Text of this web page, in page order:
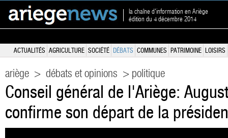
la chaîne d'information en Ariège
édition du 4 décembre 2014
ACTUALITÉS AGRICULTURE SOCIÉTÉ DÉBATS COMMUNES PATRIMOINE LOISIRS
ariège > débats et opinions > politique
Conseil général de l'Ariège:
confirme son départ de la